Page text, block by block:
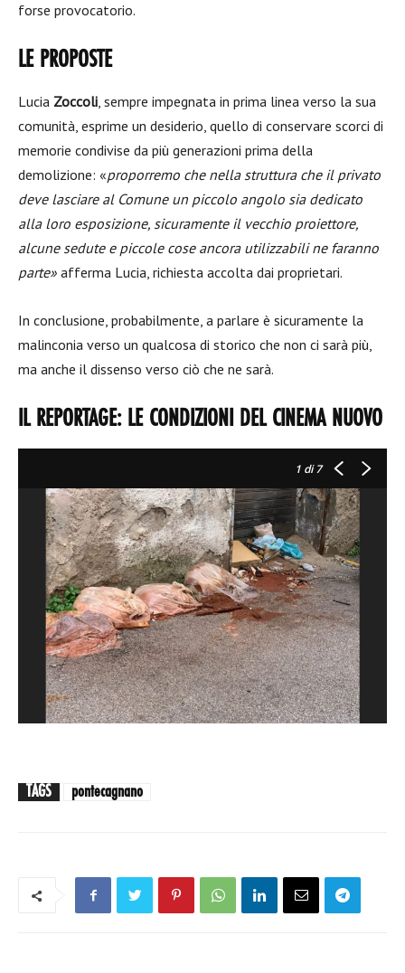
forse provocatorio.
LE PROPOSTE
Lucia Zoccoli, sempre impegnata in prima linea verso la sua
comunità, esprime un desiderio, quello di conservare scorci di
memorie condivise da più generazioni prima della
demolizione: «proporremo che nella struttura che il privato
deve lasciare al Comune un piccolo angolo sia dedicato
alla loro esposizione, sicuramente il vecchio proiettore,
alcune sedute e piccole cose ancora utilizzabili ne faranno
parte» afferma Lucia, richiesta accolta dai proprietari.
In conclusione, probabilmente, a parlare è sicuramente la
malinconia verso un qualcosa di storico che non ci sarà più,
ma anche il dissenso verso ciò che ne sarà.
IL REPORTAGE: LE CONDIZIONI DEL CINEMA NUOVO
1 di 7
TAGS pontecagnano